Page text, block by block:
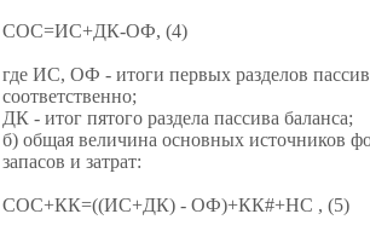
СОС=ИС+ДК-ОФ, (4)
где ИС, ОФ - итоги первых разделов
соответственно;
ДК - итог пятого раздела пассива баланса;
б) общая величина основных источников
запасов и затрат:
СОС+КК=((ИС+ДК) - ОФ)+КК#+НС , (5)